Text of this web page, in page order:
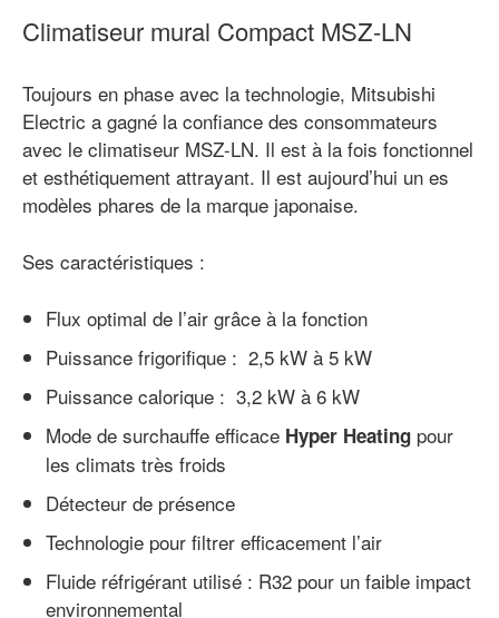
Climatiseur mural Compact MSZ-LN
Toujours en phase avec la technologie, Mitsubishi
Electric a gagné la confiance des consommateurs
avec le climatiseur MSZ-LN. Il est à la fois fonctionnel
et esthétiquement attrayant. Il est aujourd’hui un es
modèles phares de la marque japonaise.
Ses caractéristiques :
Flux optimal de l’air grâce à la fonction
Puissance frigorifique : 2,5 kW à 5 kW
Puissance calorique : 3,2 kW à 6 kW
Mode de surchauffe efficace Hyper Heating pour
les climats très froids
Détecteur de présence
Technologie pour filtrer efficacement l’air
Fluide réfrigérant utilisé : R32 pour un faible impact
environnemental